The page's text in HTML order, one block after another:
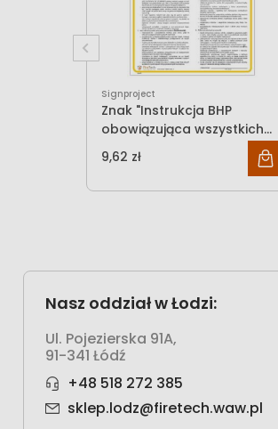
Signproject
Znak "Instrukcja BHP
obowiązująca wszystkich
pracowników" Signproject
9,62 zł 7,82 zł
Nasz oddział w Łodzi:
Ul. Pojezierska 91A,
91-341 Łódź
+48 518 272 385
sklep.lodz@firetech.waw.pl